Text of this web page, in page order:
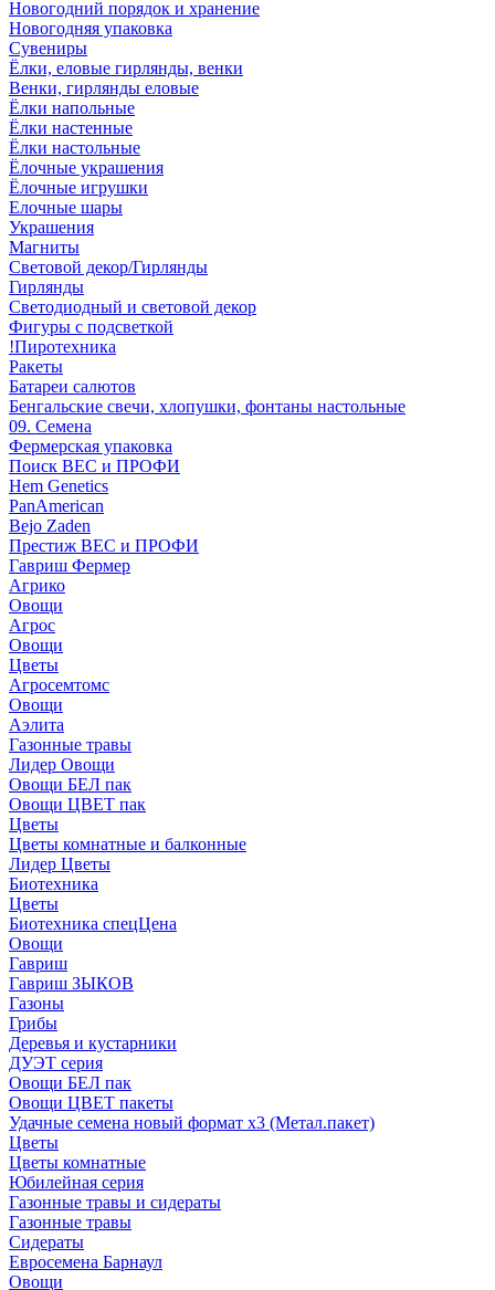
Новогодний порядок и хранение
Новогодняя упаковка
Сувениры
Ёлки, еловые гирлянды, венки
Венки, гирлянды еловые
Ёлки напольные
Ёлки настенные
Ёлки настольные
Ёлочные украшения
Ёлочные игрушки
Елочные шары
Украшения
Магниты
Световой декор/Гирлянды
Гирлянды
Светодиодный и световой декор
Фигуры с подсветкой
!Пиротехника
Ракеты
Батареи салютов
Бенгальские свечи, хлопушки, фонтаны настольные
09. Семена
Фермерская упаковка
Поиск ВЕС и ПРОФИ
Hem Genetics
PanAmerican
Bejo Zaden
Престиж ВЕС и ПРОФИ
Гавриш Фермер
Агрико
Овощи
Агрос
Овощи
Цветы
Агросемтомс
Овощи
Аэлита
Газонные травы
Лидер Овощи
Овощи БЕЛ пак
Овощи ЦВЕТ пак
Цветы
Цветы комнатные и балконные
Лидер Цветы
Биотехника
Цветы
Биотехника спецЦена
Овощи
Гавриш
Гавриш ЗЫКОВ
Газоны
Грибы
Деревья и кустарники
ДУЭТ серия
Овощи БЕЛ пак
Овощи ЦВЕТ пакеты
Удачные семена новый формат х3 (Метал.пакет)
Цветы
Цветы комнатные
Юбилейная серия
Газонные травы и сидераты
Газонные травы
Сидераты
Евросемена Барнаул
Овощи